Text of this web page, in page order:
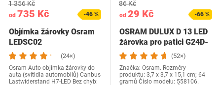
od 735 Kč
1 356 Kč
-46 %
Objímka žárovky Osram
LEDSC02
(24×)
Osram Auto objímka žárovky do
auta (svítidla automobilů) Canbus
Lastwiderstand H7-LED Bez chyb:
od 29 Kč
86 Kč
-66 %
OSRAM DULUX D 13 LED
žárovka pro patici G24D-
1, 6 wattů,…
(52×)
Značka: Osram. Rozměry
produktu: 3,7 x 3,7 x 15,1 cm; 64
gramů Číslo modelu: 558106.